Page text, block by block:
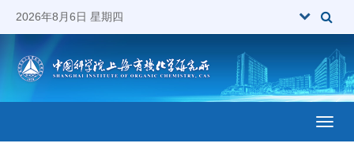
2026年8月6日 星期四